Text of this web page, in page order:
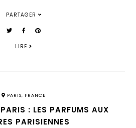
PARTAGER
LIRE
PARIS, FRANCE
: LES PARFUMS AUX
PARISIENNES